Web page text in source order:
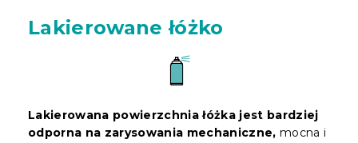
Lakierowane łóżko
Lakierowana powierzchnia łóżka jest bardziej
odporna na zarysowania mechaniczne, mocna i